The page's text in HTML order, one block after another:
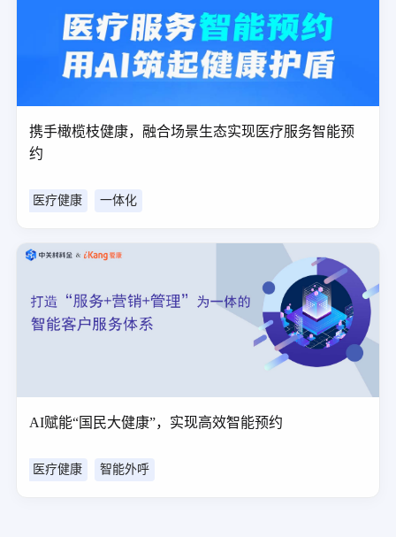
携手橄榄枝健康，融合场景生态实现医疗服务智能预
约
医疗健康 一体化
AI赋能“国民大健康”，实现高效智能预约
医疗健康 智能外呼